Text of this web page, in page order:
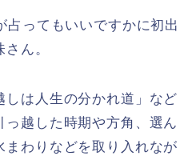
占ってもいいですかに初出
ん。
しは人生の分かれ道」など
越した時期や方角、選ん
まわりなどを取り入れなが